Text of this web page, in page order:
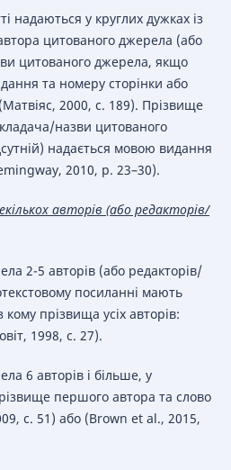
надаються у круглих дужках із
цитованого джерела (або
цитованого джерела, якщо
та номеру сторінки або
2000, с. 189). Прізвище
назви цитованого
надається мовою видання
2010, p. 23–30).
авторів (або редакторів/
2-5 авторів (або редакторів/
посиланні мають
прізвища усіх авторів:
1998, с. 27).
6 авторів і більше, у
першого автора та слово
с. 51) або (Brown et al., 2015,